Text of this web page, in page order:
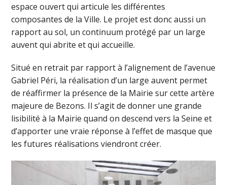
espace ouvert qui articule les différentes
composantes de la Ville. Le projet est donc aussi un
rapport au sol, un continuum protégé par un large
auvent qui abrite et qui accueille.
Situé en retrait par rapport à l’alignement de l’avenue
Gabriel Péri, la réalisation d’un large auvent permet
de réaffirmer la présence de la Mairie sur cette artère
majeure de Bezons. Il s’agit de donner une grande
lisibilité à la Mairie quand on descend vers la Seine et
d’apporter une vraie réponse à l’effet de masque que
les futures réalisations viendront créer.